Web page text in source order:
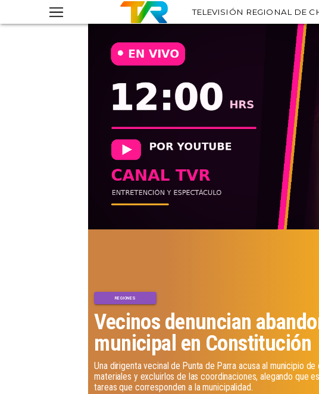
TELEVISIÓN REGIONAL DE
Vecinos denuncian
municipal en Constitución
REGIONES
Una dirigenta vecinal de Punta de Parra acusa al municipio de
materiales y excluirlos de las coordinaciones, alegando que
tareas que corresponden a la municipalidad.